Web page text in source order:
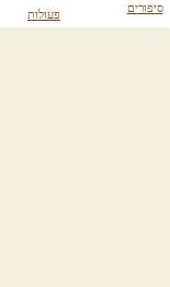
סיפורים פעולות